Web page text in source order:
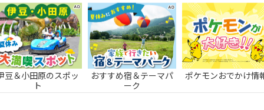
豆＆小田原のスポッ
ト
おすすめ宿＆テーマパ
ーク
ポケモンおでかけ情